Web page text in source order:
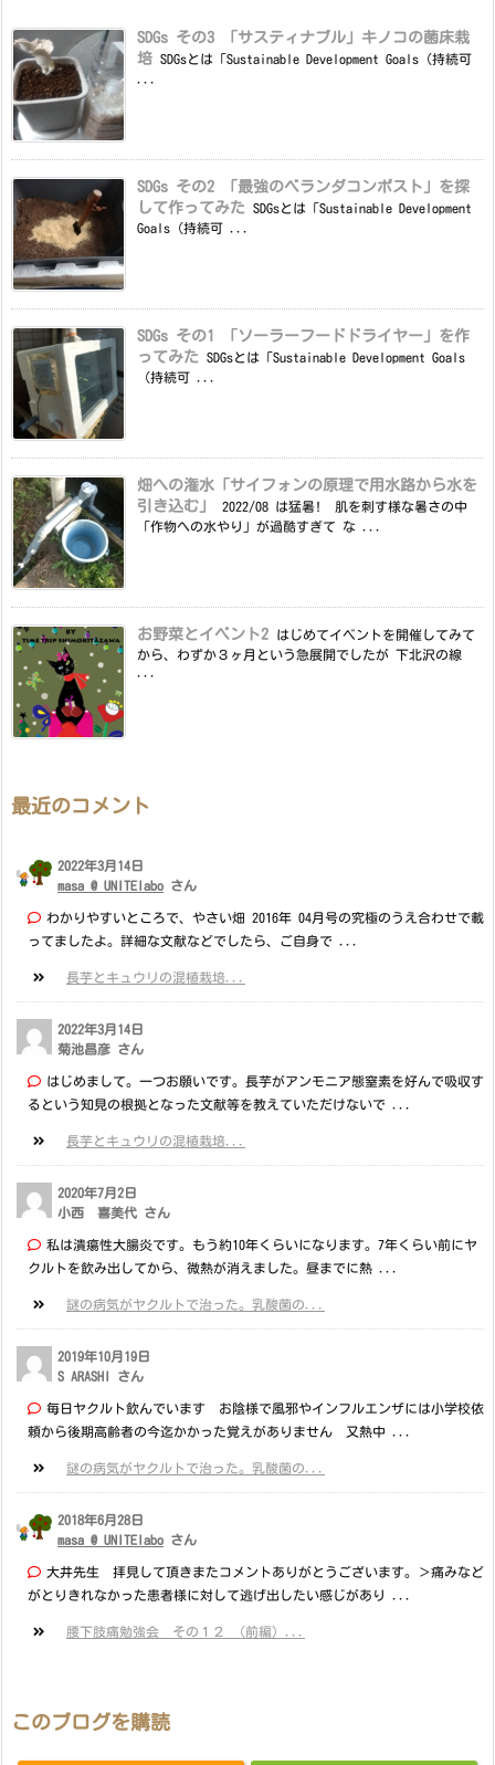
SDGs その3 「サスティナブル」キノコの菌床栽
培 SDGsとは「Sustainable Development Goals（持続可
...
SDGs その2 「最強のベランダコンポスト」を探
して作ってみた
SDGsとは「Sustainable Development
Goals（持続可 ...
SDGs その1 「ソーラーフードドライヤー」を作
ってみた
SDGsとは「Sustainable Development Goals
（持続可 ...
畑への潅水「サイフォンの原理で用水路から水を
引き込む」
2022/08 は猛暑! 肌を刺す様な暑さの中
「作物への水やり」が過酷すぎて な ...
お野菜とイベント2
はじめてイベントを開催してみて
から、わずか３ヶ月という急展開でしたが 下北沢の線
...
最近のコメント
2022年3月14日
masa @ UNITElabo さん
わかりやすいところで、やさい畑 2016年 04月号の究極のうえ合わせで載
ってましたよ。詳細な文献などでしたら、ご自身で ...
長芋とキュウリの混植栽培...
2022年3月14日
菊池昌彦 さん
はじめまして。一つお願いです。長芋がアンモニア態窒素を好んで吸収す
るという知見の根拠となった文献等を教えていただけないで ...
長芋とキュウリの混植栽培...
2020年7月2日
小西 喜美代 さん
私は潰瘍性大腸炎です。もう約10年くらいになります。7年くらい前にヤ
クルトを飲み出してから、微熱が消えました。昼までに熱 ...
謎の病気がヤクルトで治った。乳酸菌の...
2019年10月19日
S ARASHI さん
毎日ヤクルト飲んでいます お陰様で風邪やインフルエンザには小学校依
頼から後期高齢者の今迄かかった覚えがありません 又熱中 ...
謎の病気がヤクルトで治った。乳酸菌の...
2018年6月28日
masa @ UNITElabo さん
大井先生 拝見して頂きまたコメントありがとうございます。＞痛みなど
がとりきれなかった患者様に対して逃げ出したい感じがあり ...
腰下肢痛勉強会 その１２ （前編）...
このブログを購読